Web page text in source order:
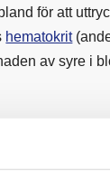
för att
hematokrit
av syre i
–